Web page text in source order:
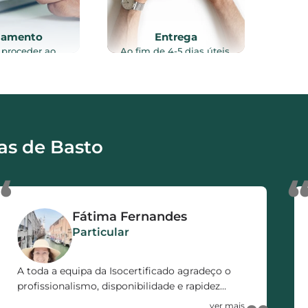
proceder ao
Entrega
Ao fim de 4-5 dias úteis,
de Basto
Fátima Fernandes
Particular
A toda a equipa da Isocertificado agradeço o
profissionalismo, disponibilidade e rapidez
demonstrada no decorrer de todo o processo